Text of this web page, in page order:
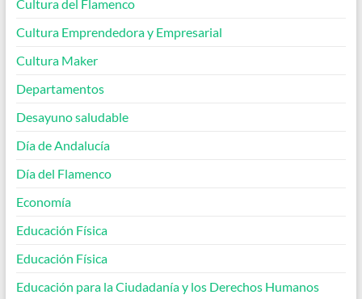
Cultura del Flamenco
Cultura Emprendedora y Empresarial
Cultura Maker
Departamentos
Desayuno saludable
Día de Andalucía
Día del Flamenco
Economía
Educación Física
Educación Física
Educación para la Ciudadanía y los Derechos Humanos